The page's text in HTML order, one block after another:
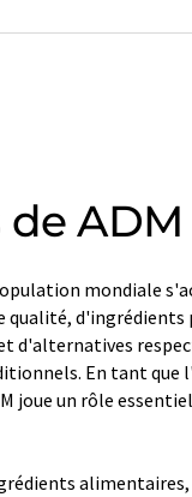
mondiale
qualité,
d'alternatives
En tant que
joue un rôle